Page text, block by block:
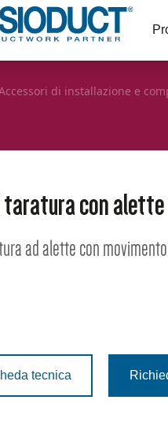
di installazione e
taratura con alette
ad alette con
tecnica